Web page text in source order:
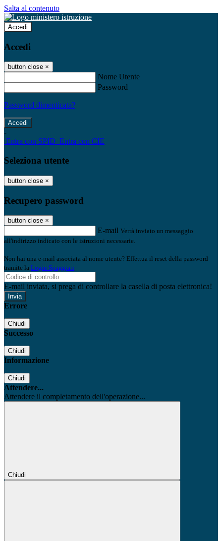
Salta al contenuto
Accedi
Accedi
button close ×
Nome Utente
Password
Password dimenticata?
-
Entra con SPID Entra con CIE
Seleziona utente
button close ×
Recupero password
button close ×
E-mail Verrà inviato un messaggio
all'indirizzo indicato con le istruzioni necessarie.
Non hai una e-mail associata al nome utente? Effettua il reset della password
tramite la Login Spaggiari
E-mail inviata, si prega di controllare la casella di posta elettronica!
Errore
Chiudi
Successo
Chiudi
Informazione
Chiudi
Attendere...
Attendere il completamento dell'operazione...
Chiudi